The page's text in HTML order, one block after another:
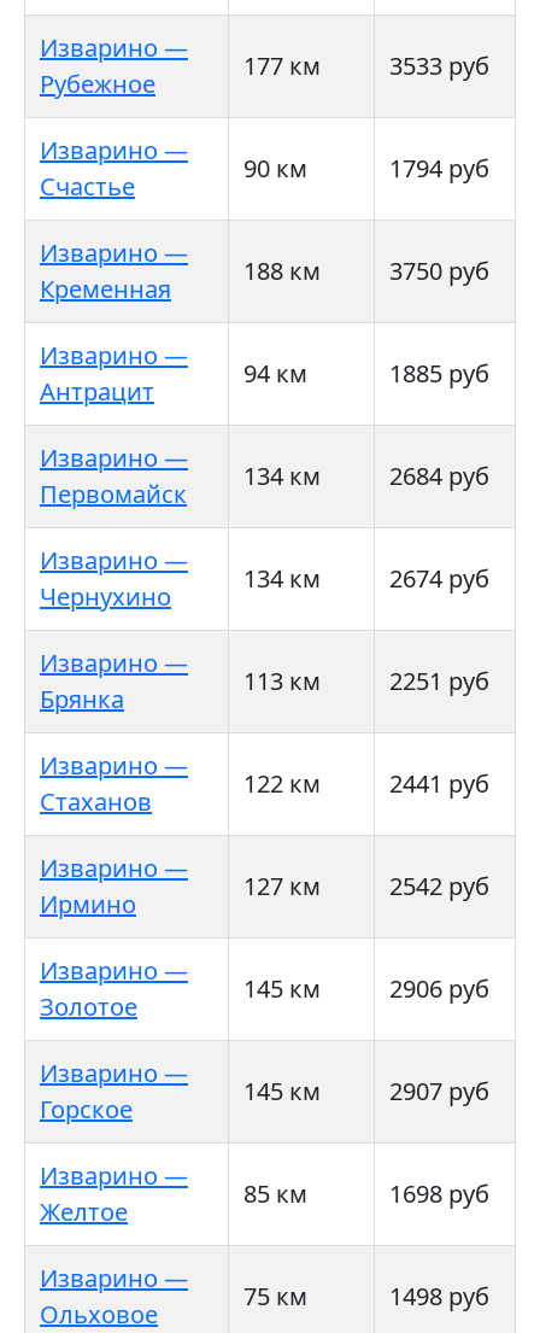
Изварино —
Рубежное
177 км 3533 руб
Изварино —
Счастье
90 км 1794 руб
Изварино —
Кременная
188 км 3750 руб
Изварино —
Антрацит
94 км 1885 руб
Изварино —
Первомайск
134 км 2684 руб
Изварино —
Чернухино
134 км 2674 руб
Изварино —
Брянка
113 км 2251 руб
Изварино —
Стаханов
122 км 2441 руб
Изварино —
Ирмино
127 км 2542 руб
Изварино —
Золотое
145 км 2906 руб
Изварино —
Горское
145 км 2907 руб
Изварино —
Желтое
85 км 1698 руб
Изварино —
Ольховое
75 км 1498 руб